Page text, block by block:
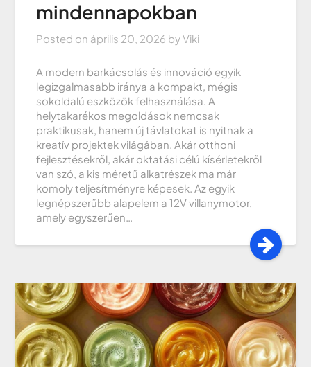
mindennapokban
Posted on április 20, 2026 byViki
A modern barkácsolás és innováció egyik
legizgalmasabb iránya a kompakt, mégis
sokoldalú eszközök felhasználása. A
helytakarékos megoldások nemcsak
praktikusak, hanem új távlatokat is nyitnak a
kreatív projektek világában. Akár otthoni
fejlesztésekről, akár oktatási célú kísérletekről
van szó, a kis méretű alkatrészek ma már
komoly teljesítményre képesek. Az egyik
legnépszerűbb alapelem a 12V villanymotor,
amely egyszerűen…